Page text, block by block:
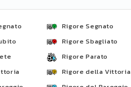
Rigore Segnato
Rigore Sbagliato
Rigore Parato
Rigore della Vittoria